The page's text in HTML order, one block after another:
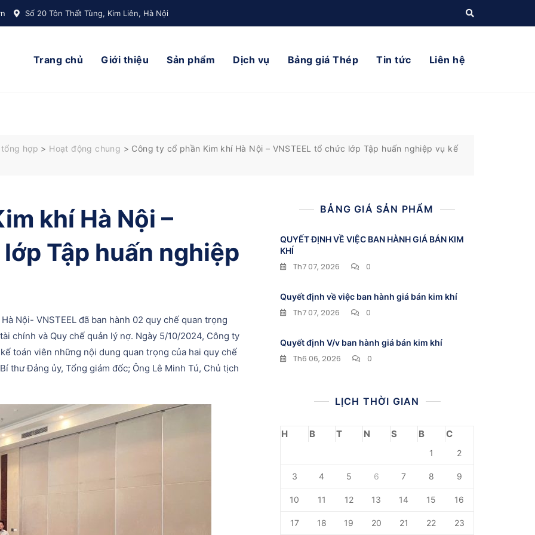
Số 20 Tôn Thất Tùng, Kim Liên, Hà Nội
Trang chủ Giới thiệu Sản phẩm Dịch vụ Bảng giá Thép Tin tức Liên hệ
hợp > Hoạt động chung > Công ty cổ phần Kim khí Hà Nội – VNSTEEL tổ chức lớp Tập huấn nghiệp vụ kế
khí Hà Nội –
Tập huấn nghiệp
Nội- VNSTEEL đã ban hành 02 quy chế quan trọng
chính và Quy chế quản lý nợ. Ngày 5/10/2024, Công ty
toán viên những nội dung quan trọng của hai quy chế
thư Đảng ủy, Tổng giám đốc; Ông Lê Minh Tú, Chủ tịch
BẢNG GIÁ SẢN PHẨM
QUYẾT ĐỊNH VỀ VIỆC BAN HÀNH GIÁ BÁN KIM
KHÍ
Th7 07, 2026 0
Quyết định về việc ban hành giá bán kim khí
Th7 07, 2026 0
Quyết định V/v ban hành giá bán kim khí
Th6 06, 2026 0
LỊCH THỜI GIAN
H B T N S B C
1 2
3 4 5 6 7 8 9
10 11 12 13 14 15 16
17 18 19 20 21 22 23